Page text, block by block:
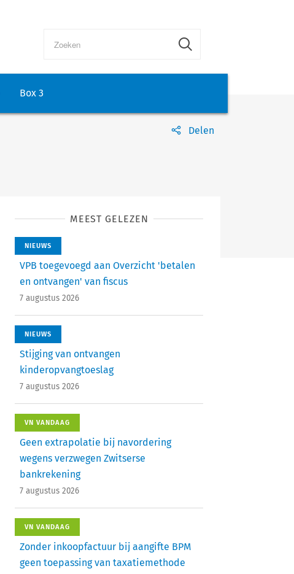
Box 3
Delen
MEEST GELEZEN
NIEUWS
VPB toegevoegd aan Overzicht 'betalen
en ontvangen' van fiscus
7 augustus 2026
NIEUWS
Stijging van ontvangen
kinderopvangtoeslag
7 augustus 2026
VN VANDAAG
Geen extrapolatie bij navordering
wegens verzwegen Zwitserse
bankrekening
7 augustus 2026
VN VANDAAG
Zonder inkoopfactuur bij aangifte BPM
geen toepassing van taxatiemethode